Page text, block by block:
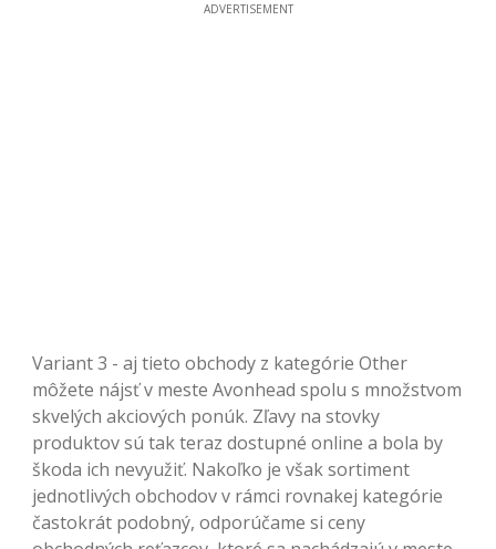
ADVERTISEMENT
Variant 3 - aj tieto obchody z kategórie Other
môžete nájsť v meste Avonhead spolu s množstvom
skvelých akciových ponúk. Zľavy na stovky
produktov sú tak teraz dostupné online a bola by
škoda ich nevyužiť. Nakoľko je však sortiment
jednotlivých obchodov v rámci rovnakej kategórie
častokrát podobný, odporúčame si ceny